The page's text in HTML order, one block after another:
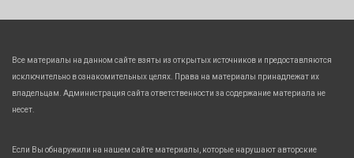
Все материалы на данном сайте взяты из открытых источников и предоставляются
исключительно в ознакомительных целях. Права на материалы принадлежат их
владельцам. Администрация сайта ответственности за содержание материала не
несет.
Если Вы обнаружили на нашем сайте материалы, которые нарушают авторские